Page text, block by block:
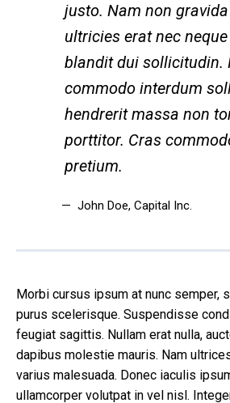
justo. Nam non
ultricies erat nec
blandit dui sollicitudin.
commodo interdum
hendrerit massa non
porttitor. Cras
pretium.
John Doe, Capital Inc.
Morbi cursus ipsum at nunc semper,
purus scelerisque. Suspendisse
feugiat sagittis. Nullam erat nulla,
dapibus molestie mauris. Nam
varius malesuada. Donec iaculis
ullamcorper volutpat in vel nisl.